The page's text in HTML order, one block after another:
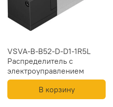
VSVA-B-B52-D-D1-1R5L
Распределитель с
электроуправлением
В корзину